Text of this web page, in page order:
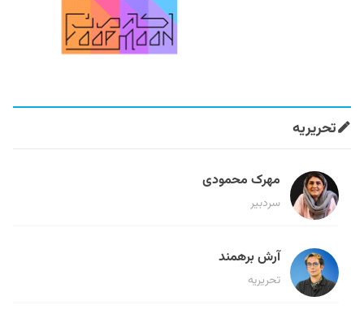
تحریریه
مهرک محمودی
سردبیر
آرش برهمند
تحریریه